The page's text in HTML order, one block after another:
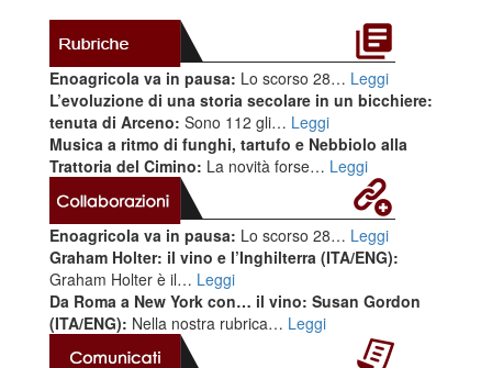
Enoagricola va in pausa: Lo scorso 28… Leggi
L’evoluzione di una storia secolare in un bicchiere:
tenuta di Arceno: Sono 112 gli… Leggi
Musica a ritmo di funghi, tartufo e Nebbiolo alla
Trattoria del Cimino: La novità forse… Leggi
Enoagricola va in pausa: Lo scorso 28… Leggi
Graham Holter: il vino e l’Inghilterra (ITA/ENG):
Graham Holter è il… Leggi
Da Roma a New York con… il vino: Susan Gordon
(ITA/ENG): Nella nostra rubrica… Leggi